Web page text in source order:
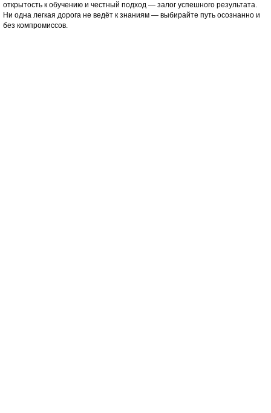
открытость к обучению и честный подход — залог успешного результата.
Ни одна легкая дорога не ведёт к знаниям — выбирайте путь осознанно и
без компромиссов.